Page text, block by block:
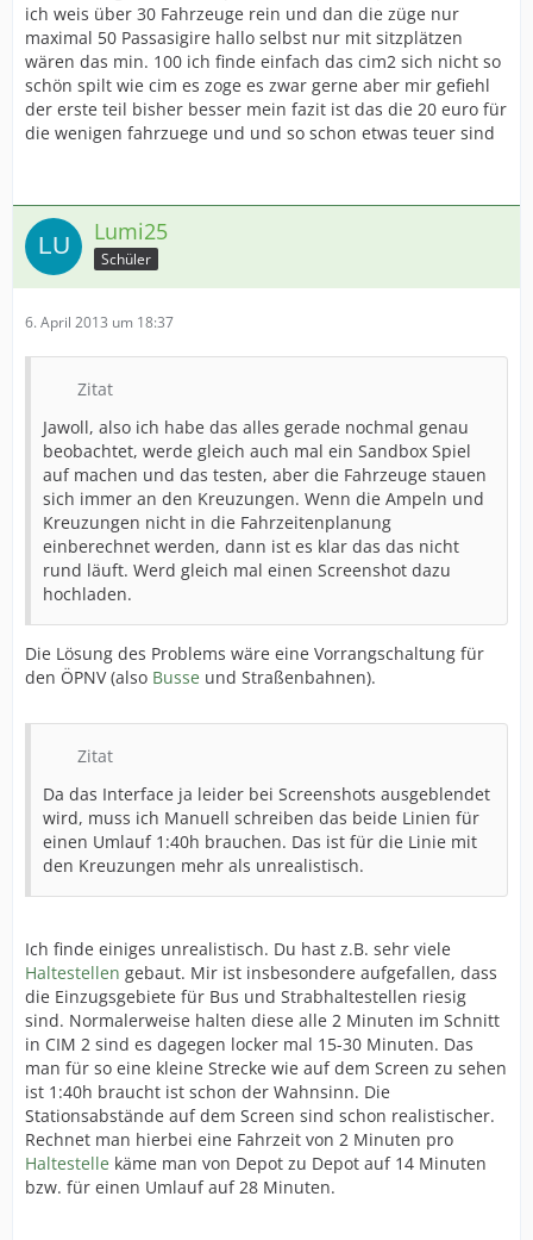
ich weis über 30 Fahrzeuge rein und dan die züge nur
maximal 50 Passasigire hallo selbst nur mit sitzplätzen
wären das min. 100 ich finde einfach das cim2 sich nicht so
schön spilt wie cim es zoge es zwar gerne aber mir gefiehl
der erste teil bisher besser mein fazit ist das die 20 euro für
die wenigen fahrzuege und und so schon etwas teuer sind
Lumi25
Schüler
6. April 2013 um 18:37
Zitat
Jawoll, also ich habe das alles gerade nochmal genau
beobachtet, werde gleich auch mal ein Sandbox Spiel
auf machen und das testen, aber die Fahrzeuge stauen
sich immer an den Kreuzungen. Wenn die Ampeln und
Kreuzungen nicht in die Fahrzeitenplanung
einberechnet werden, dann ist es klar das das nicht
rund läuft. Werd gleich mal einen Screenshot dazu
hochladen.
Die Lösung des Problems wäre eine Vorrangschaltung für
den ÖPNV (also Busse und Straßenbahnen).
Zitat
Da das Interface ja leider bei Screenshots ausgeblendet
wird, muss ich Manuell schreiben das beide Linien für
einen Umlauf 1:40h brauchen. Das ist für die Linie mit
den Kreuzungen mehr als unrealistisch.
Ich finde einiges unrealistisch. Du hast z.B. sehr viele
Haltestellen gebaut. Mir ist insbesondere aufgefallen, dass
die Einzugsgebiete für Bus und Strabhaltestellen riesig
sind. Normalerweise halten diese alle 2 Minuten im Schnitt
in CIM 2 sind es dagegen locker mal 15-30 Minuten. Das
man für so eine kleine Strecke wie auf dem Screen zu sehen
ist 1:40h braucht ist schon der Wahnsinn. Die
Stationsabstände auf dem Screen sind schon realistischer.
Rechnet man hierbei eine Fahrzeit von 2 Minuten pro
Haltestelle käme man von Depot zu Depot auf 14 Minuten
bzw. für einen Umlauf auf 28 Minuten.